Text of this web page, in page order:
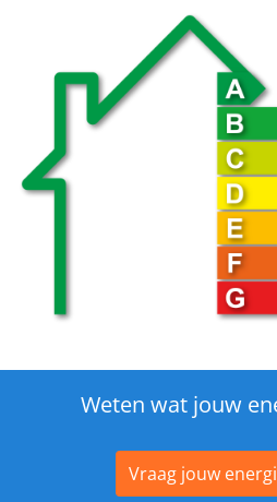
Weten wat jouw
Vraag jouw